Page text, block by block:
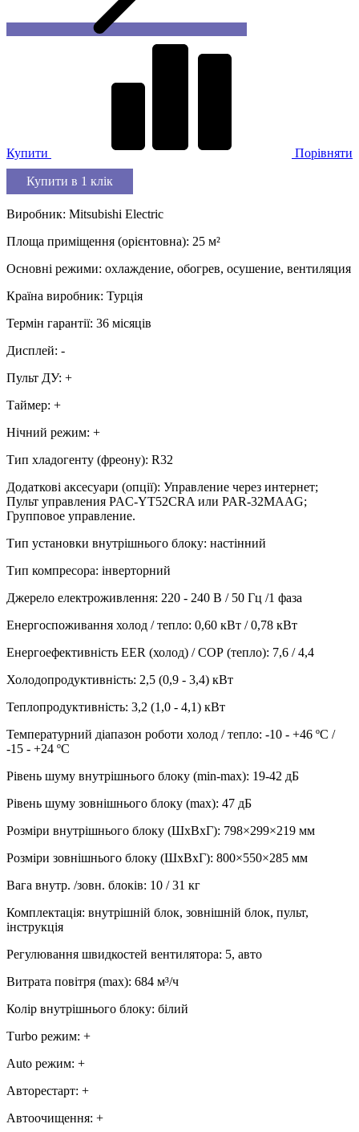
Купити Порівняти
Купити в 1 клік
Виробник: Mitsubishi Electric
Площа приміщення (орієнтовна): 25 м²
Основні режими: охлаждение, обогрев, осушение, вентиляция
Країна виробник: Турція
Термін гарантії: 36 місяців
Дисплей: -
Пульт ДУ: +
Таймер: +
Нічний режим: +
Тип хладогенту (фреону): R32
Додаткові аксесуари (опції): Управление через интернет;
Пульт управления PAC-YT52CRA или PAR-32MAAG;
Групповое управление.
Тип установки внутрішнього блоку: настінний
Тип компресора: інверторний
Джерело електроживлення: 220 - 240 В / 50 Гц /1 фаза
Енергоспоживання холод / тепло: 0,60 кВт / 0,78 кВт
Енергоефективність EER (холод) / СОР (тепло): 7,6 / 4,4
Холодопродуктивність: 2,5 (0,9 - 3,4) кВт
Теплопродуктивність: 3,2 (1,0 - 4,1) кВт
Температурний діапазон роботи холод / тепло: -10 - +46 ºC /
-15 - +24 ºC
Рівень шуму внутрішнього блоку (min-max): 19-42 дБ
Рівень шуму зовнішнього блоку (max): 47 дБ
Розміри внутрішнього блоку (ШхВхГ): 798×299×219 мм
Розміри зовнішнього блоку (ШхВхГ): 800×550×285 мм
Вага внутр. /зовн. блоків: 10 / 31 кг
Комплектація: внутрішній блок, зовнішній блок, пульт,
інструкція
Регулювання швидкостей вентилятора: 5, авто
Витрата повітря (max): 684 м³/ч
Колір внутрішнього блоку: білий
Тurbo режим: +
Аuto режим: +
Авторестарт: +
Автоочищення: +